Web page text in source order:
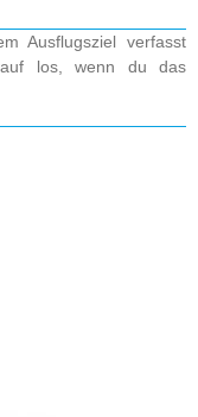
Ausflugsziel verfasst
los, wenn du das